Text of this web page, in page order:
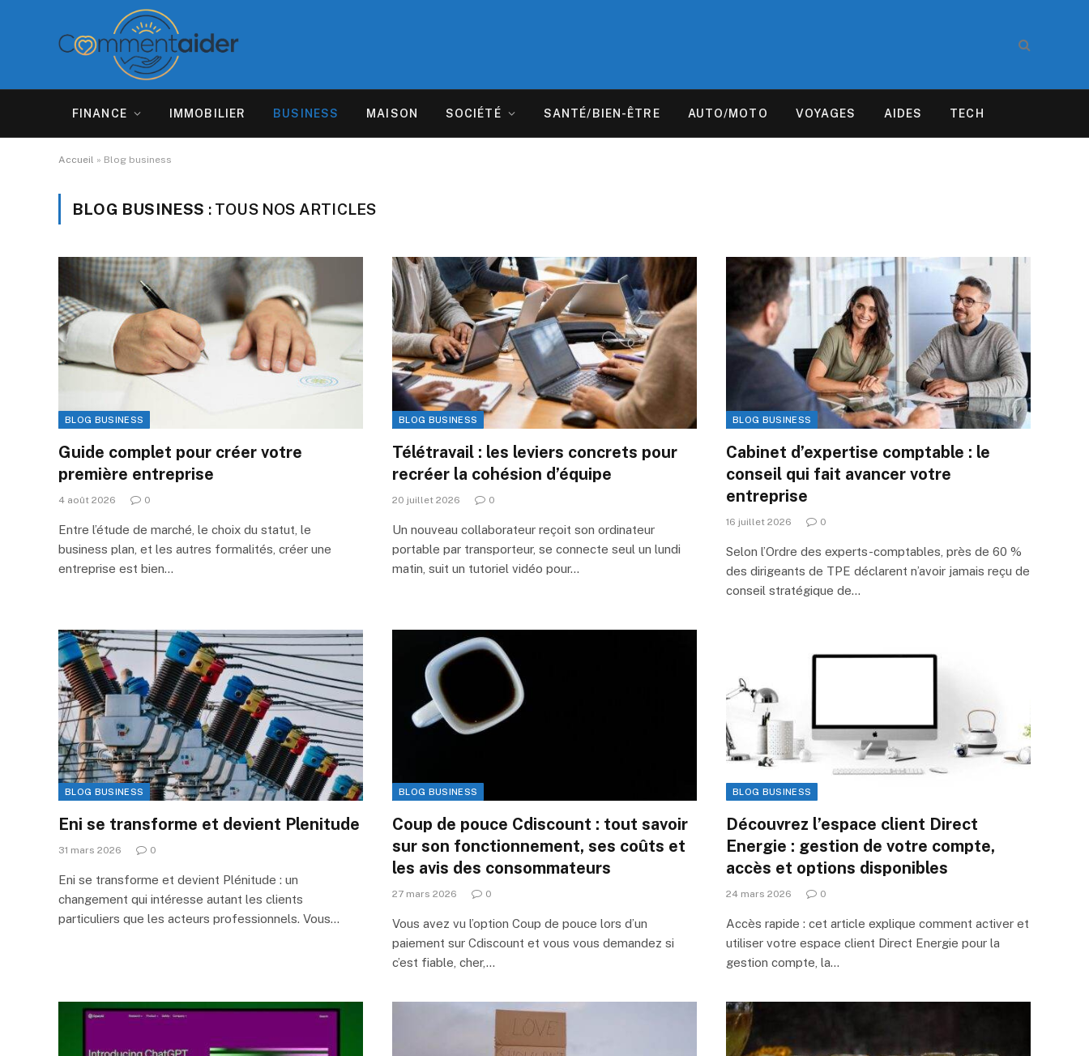
FINANCE IMMOBILIER BUSINESS MAISON SOCIÉTÉ SANTÉ/BIEN-ÊTRE AUTO/MOTO VOYAGES AIDES TECH
Accueil » Blog business
BLOG BUSINESS : TOUS NOS ARTICLES
BLOG BUSINESS
Guide complet pour créer votre
première entreprise
4 août 2026 0
Entre l’étude de marché, le choix du statut, le
business plan, et les autres formalités, créer une
entreprise est bien…
BLOG BUSINESS
Télétravail : les leviers concrets pour
recréer la cohésion d’équipe
20 juillet 2026 0
Un nouveau collaborateur reçoit son ordinateur
portable par transporteur, se connecte seul un lundi
matin, suit un tutoriel vidéo pour…
BLOG BUSINESS
Cabinet d’expertise comptable : le
conseil qui fait avancer votre
entreprise
16 juillet 2026 0
Selon l’Ordre des experts-comptables, près de 60 %
des dirigeants de TPE déclarent n’avoir jamais reçu de
conseil stratégique de…
BLOG BUSINESS
Eni se transforme et devient Plenitude
31 mars 2026 0
Eni se transforme et devient Plénitude : un
changement qui intéresse autant les clients
particuliers que les acteurs professionnels. Vous…
BLOG BUSINESS
Coup de pouce Cdiscount : tout savoir
sur son fonctionnement, ses coûts et
les avis des consommateurs
27 mars 2026 0
Vous avez vu l’option Coup de pouce lors d’un
paiement sur Cdiscount et vous vous demandez si
c’est fiable, cher,…
BLOG BUSINESS
Découvrez l’espace client Direct
Energie : gestion de votre compte,
accès et options disponibles
24 mars 2026 0
Accès rapide : cet article explique comment activer et
utiliser votre espace client Direct Energie pour la
gestion compte, la…